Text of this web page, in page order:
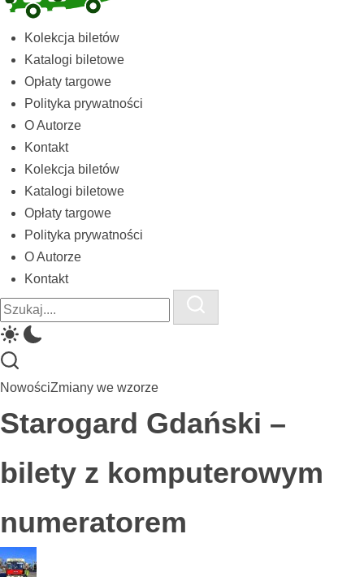
Kolekcja
biletów
komunikacji
miejskiej
kolejowych
Kolekcja biletów
Katalogi biletowe
Opłaty targowe
Polityka prywatności
O Autorze
Kontakt
Kolekcja biletów
Katalogi biletowe
Opłaty targowe
Polityka prywatności
O Autorze
Kontakt
Close
Search
Search
NowościZmiany we wzorze
Starogard Gdański –
bilety z komputerowym
numeratorem